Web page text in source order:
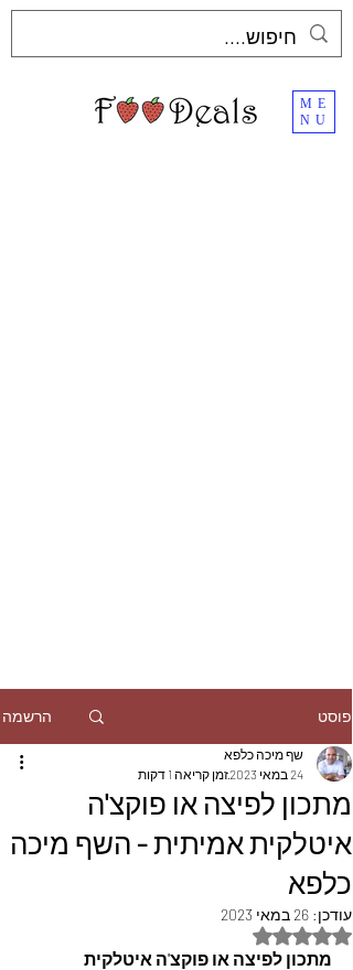
ME
NU
פוסט הרשמה
מתכון לפיצה או פוקצ'ה
איטלקית אמיתית - השף מיכה
כלפא
שף מיכה כלפא
24 במאי 2023
זמן קריאה 1 דקות
עודכן: 26 במאי 2023
דירוג של NaN מתוך 5 כוכבים
מתכון לפיצה או פוקצ'ה איטלקית